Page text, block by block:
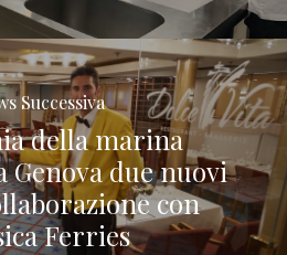
Successiva
della marina
Genova due nuovi
con
Ferries